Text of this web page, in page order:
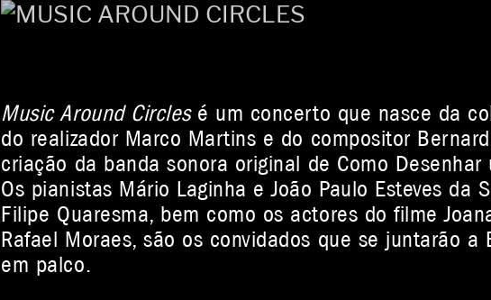
Music Around Circlesé um concerto que nasce da
do realizador Marco Martins e do compositor
criação da banda sonora original de Como Desenhar
Os pianistas Mário Laginha e João Paulo Esteves da
Filipe Quaresma, bem como os actores do filme
Rafael Moraes, são os convidados que se juntarão a
em palco.